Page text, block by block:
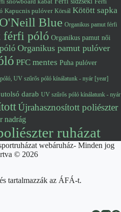
Kapucnis pulóver Körsál Kötött sapka
O'Neill Blue Organikus pamut férfi
férfi póló Organikus pamut női
Organikus pamut pulóver
PFC mentes Puha pulóver
UV szűrős póló kínálatunk - nyár [year]
utolsó darab UV szűrős póló kínálatunk - nyár
Újrahasznosított poliészter
nadrág
ruházat
webáruház- Minden jog
© 2026
tartalmazzák az ÁFÁ-t.